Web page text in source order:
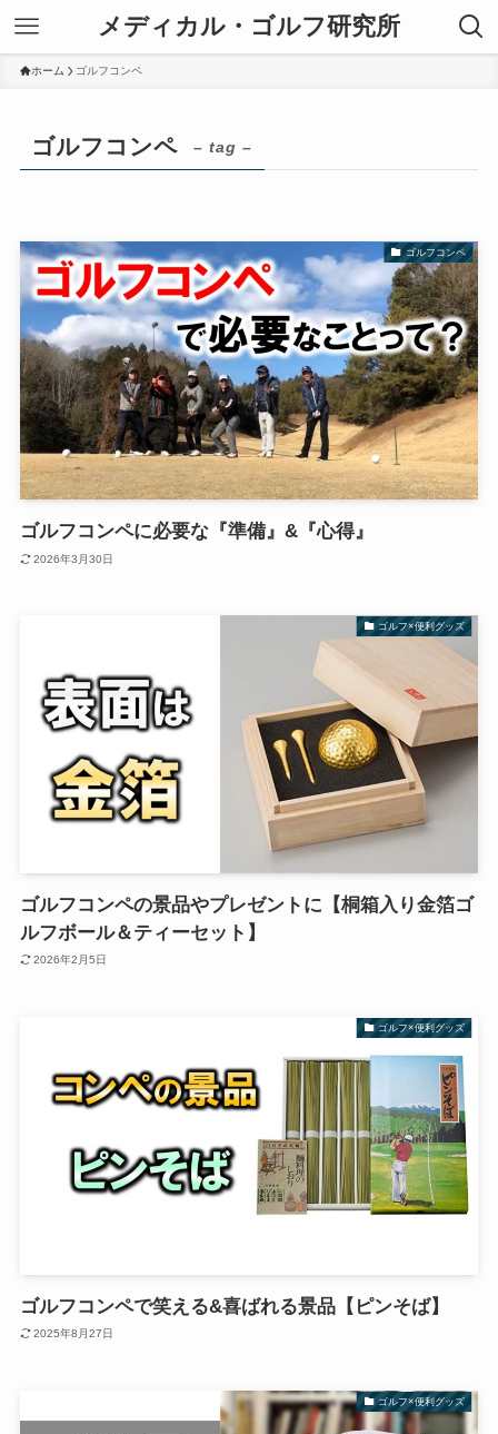
メディカル・ゴルフ研究所
ホーム ゴルフコンペ
ゴルフコンペ – tag –
ゴルフコンペ
ゴルフコンペに必要な『準備』&『心得』
2026年3月30日
ゴルフ×便利グッズ
ゴルフコンペの景品やプレゼントに【桐箱入り金箔ゴ
ルフボール＆ティーセット】
2026年2月5日
ゴルフ×便利グッズ
ゴルフコンペで笑える&喜ばれる景品【ピンそば】
2025年8月27日
ゴルフ×便利グッズ